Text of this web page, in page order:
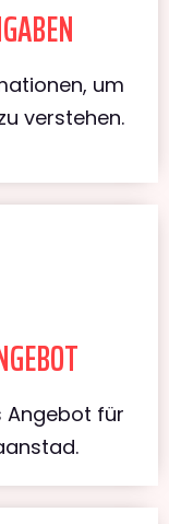
um
verstehen.
Angebot für